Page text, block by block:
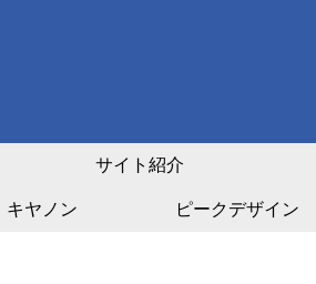
サイト紹介
キヤノン ピークデザイン